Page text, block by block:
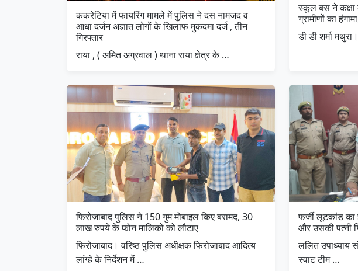
ककरेटिया में फायरिंग मामले में पुलिस ने दस नामजद व
आधा दर्जन अज्ञात लोगों के खिलाफ मुकदमा दर्ज , तीन
गिरफ्तार
राया , ( अमित अग्रवाल ) थाना राया क्षेत्र के …
स्कूल बस ने कक्षा
ग्रामीणों का
डी डी शर्मा
फिरोजाबाद पुलिस ने 150 गुम मोबाइल किए बरामद, 30
लाख रुपये के फोन मालिकों को लौटाए
फिरोजाबाद। वरिष्ठ पुलिस अधीक्षक फिरोजाबाद आदित्य
लांग्हे के निर्देशन में …
फर्जी लूटकांड
और उसकी पत्नी
ललित उपाध्याय
स्वाट टीम …